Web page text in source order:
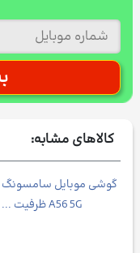
کالاهای مشابه:
A56 5G ظرفیت ...